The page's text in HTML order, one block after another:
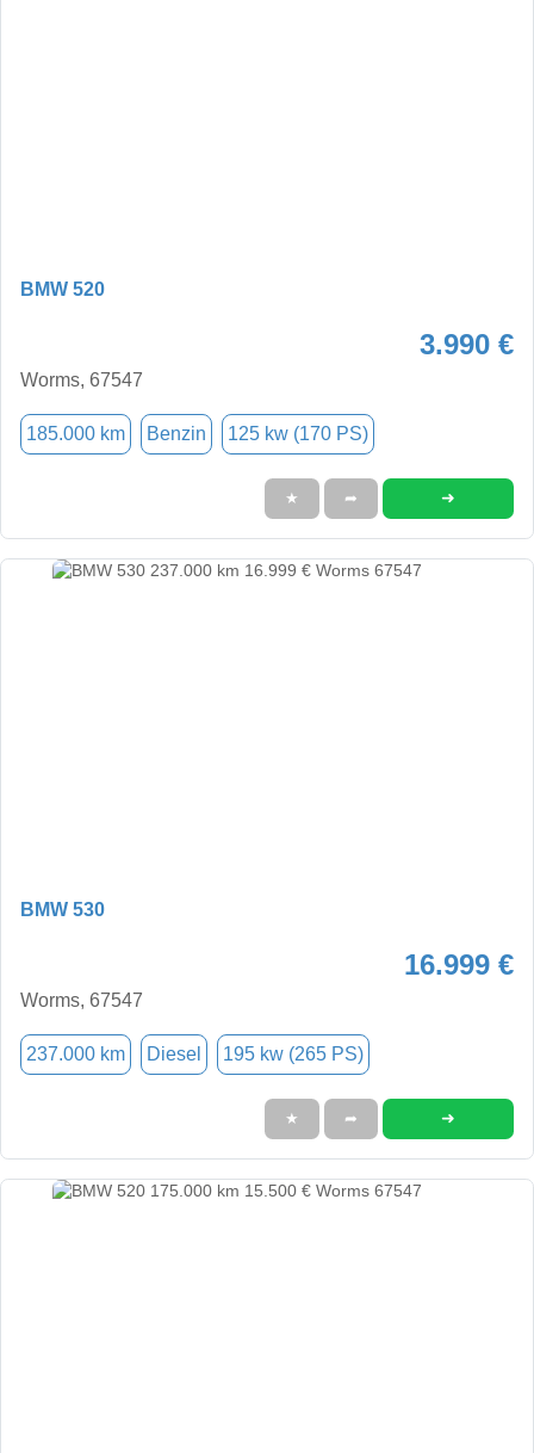
BMW 520
3.990 €
Worms, 67547
185.000 km Benzin 125 kw (170 PS)
★ ➦ ➜
BMW 530
16.999 €
Worms, 67547
237.000 km Diesel 195 kw (265 PS)
★ ➦ ➜